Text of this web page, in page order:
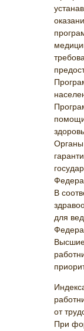
помощи
Органы
В
для
от
При